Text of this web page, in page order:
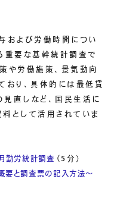
および労働時間につい
重要な基幹統計調査で
や労働施策、景気動向
おり、具体的には最低賃
直しなど、国民生活に
として活用されていま
勤労統計調査 （5分）
と調査票の記入方法～